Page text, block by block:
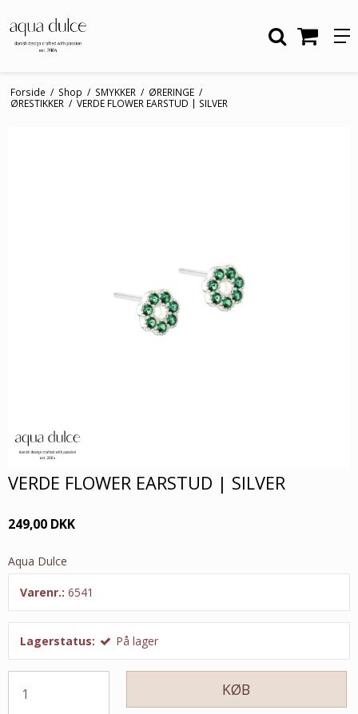
Forside / Shop / SMYKKER / ØRERINGE /
ØRESTIKKER / VERDE FLOWER EARSTUD | SILVER
VERDE FLOWER EARSTUD | SILVER
249,00 DKK
Aqua Dulce
Varenr.: 6541
Lagerstatus: På lager
KØB